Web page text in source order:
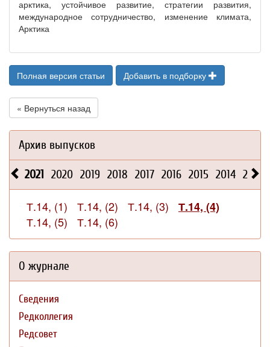
арктика, устойчивое развитие, стратегии развития,
международное сотрудничество, изменение климата,
Арктика
Полная версия статьи Добавить в подборку
« Вернуться назад
Архив выпусков
2021 2020 2019 2018 2017 2016 2015 2014 2013
Т.14, (1) Т.14, (2) Т.14, (3)
Т.14, (4)
Т.14, (5)
Т.14, (6)
О журнале
Сведения
Редколлегия
Редсовет